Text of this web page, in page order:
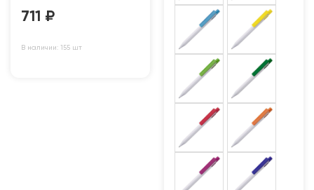
711 ₽
В наличии: 155 шт